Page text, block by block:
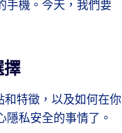
手機。今天，我們要
特徵，以及如何在你
私安全的事情了。